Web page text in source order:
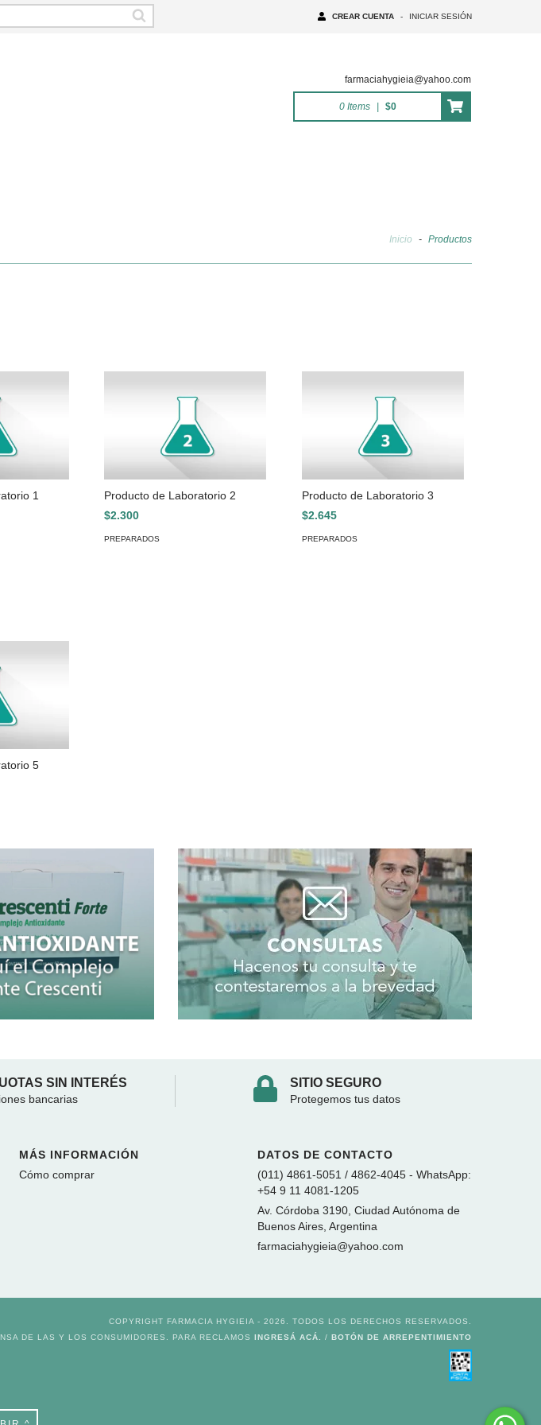
CREAR CUENTA - INICIAR SESIÓN
farmaciahygieia@yahoo.com
0 Items | $0
Inicio - Productos
1
Producto de Laboratorio 2
$2.300
PREPARADOS
Producto de Laboratorio 3
$2.645
PREPARADOS
5
SIN INTERÉS
bancarias
SITIO SEGURO
Protegemos tus datos
MÁS INFORMACIÓN
Cómo comprar
DATOS DE CONTACTO
(011) 4861-5051 / 4862-4045 - WhatsApp:
+54 9 11 4081-1205
Av. Córdoba 3190, Ciudad Autónoma de
Buenos Aires, Argentina
farmaciahygieia@yahoo.com
COPYRIGHT FARMACIA HYGIEIA - 2026. TODOS LOS DERECHOS RESERVADOS.
DE LAS Y LOS CONSUMIDORES. PARA RECLAMOS INGRESÁ ACÁ. / BOTÓN DE ARREPENTIMIENTO